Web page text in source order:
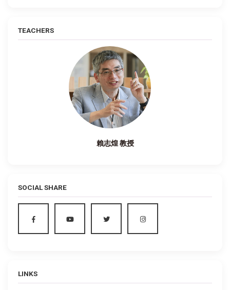
TEACHERS
賴志煌 教授
SOCIAL SHARE
LINKS